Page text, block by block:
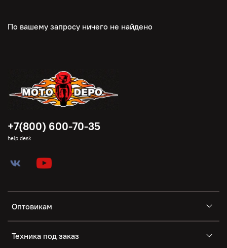
По вашему запросу ничего не найдено
Оптовикам
Техника под заказ
+7(800) 600-70-35
help desk